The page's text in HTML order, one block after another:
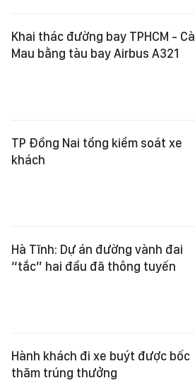
Khai thác đường bay TPHCM - Cà
Mau bằng tàu bay Airbus A321
TP Đồng Nai tổng kiểm soát xe
khách
Hà Tĩnh: Dự án đường vành đai
“tắc” hai đầu đã thông tuyến
Hành khách đi xe buýt được bốc
thăm trúng thưởng